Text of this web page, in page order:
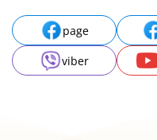
page
viber